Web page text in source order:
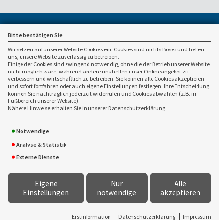
Bitte bestätigen Sie
Wir setzen auf unserer Website Cookies ein. Cookies sind nichts Böses und helfen
uns, unsere Website zuverlässig zu betreiben.
Einige der Cookies sind zwingend notwendig, ohne die der Betrieb unserer Website
nicht möglich wäre, während andere uns helfen unser Onlineangebot zu
verbessern und wirtschaftlich zu betreiben. Sie können alle Cookies akzeptieren
und sofort fortfahren oder auch eigene Einstellungen festlegen. Ihre Entscheidung
können Sie nachträglich jederzeit widerrufen und Cookies abwählen (z.B. im
Fußbereich unserer Website).
Nähere Hinweise erhalten Sie in unserer Datenschutzerklärung.
Notwendige
Analyse & Statistik
Externe Dienste
Eigene
Einstellungen
Nur
notwendige
Alle
akzeptieren
Erstinformation Datenschutzerklärung Impressum
Ansprechpartner:
Frank Wieczorek
e.Kfm
Huisberdener Str. 30
02821 / 980310
Konzeption, technische Entwicklung, fachliche Betreuung -
Proxy-Version: 2.3